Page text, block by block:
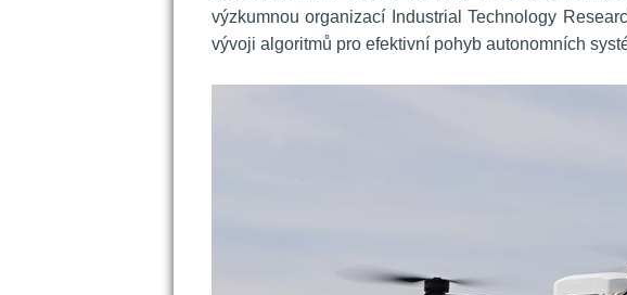
výzkumnou organizací Industrial Technology
vývoji algoritmů pro efektivní pohyb autonomních